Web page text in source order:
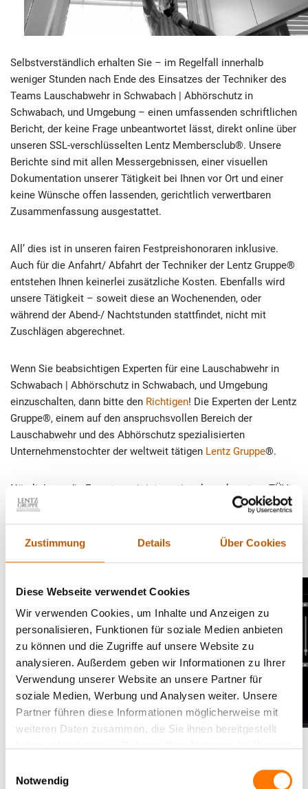
Zustimmung Details Über Cookies
Diese Webseite verwendet Cookies
Wir verwenden Cookies, um Inhalte und Anzeigen zu
personalisieren, Funktionen für soziale Medien anbieten
zu können und die Zugriffe auf unsere Website zu
analysieren. Außerdem geben wir Informationen zu Ihrer
Verwendung unserer Website an unsere Partner für
soziale Medien, Werbung und Analysen weiter. Unsere
Partner führen diese Informationen möglicherweise mit
weiteren Daten zusammen, die Sie ihnen bereitgestellt
Notwendig
Selbstverständlich erhalten Sie – im Regelfall innerhalb
weniger Stunden nach Ende des Einsatzes der Techniker des
Teams Lauschabwehr in Schwabach | Abhörschutz in
Schwabach, und Umgebung – einen umfassenden schriftlichen
Bericht, der keine Frage unbeantwortet lässt, direkt online über
unseren SSL-verschlüsselten Lentz Membersclub®. Unsere
Berichte sind mit allen Messergebnissen, einer visuellen
Dokumentation unserer Tätigkeit bei Ihnen vor Ort und einer
keine Wünsche offen lassenden, gerichtlich verwertbaren
Zusammenfassung ausgestattet.
All’ dies ist in unseren fairen Festpreishonoraren inklusive.
Auch für die Anfahrt/ Abfahrt der Techniker der Lentz Gruppe®
entstehen Ihnen keinerlei zusätzliche Kosten. Ebenfalls wird
unsere Tätigkeit – soweit diese an Wochenenden, oder
während der Abend-/ Nachtstunden stattfindet, nicht mit
Zuschlägen abgerechnet.
Wenn Sie beabsichtigen Experten für eine Lauschabwehr in
Schwabach | Abhörschutz in Schwabach, und Umgebung
einzuschalten, dann bitte den Richtigen! Die Experten der Lentz
Gruppe®, einem auf den anspruchsvollen Bereich der
Lauschabwehr und des Abhörschutz spezialisierten
Unternehmenstochter der weltweit tätigen Lentz Gruppe®.
Nämlich nur die Experten mit international anerkanntem TÜV-
CERT® Qualitätsmanagement im Bereich Lauschabwehr |
Abhörschutz: Der technische Abschirmdienst der Lentz
Gruppe®.
sich moderne Abhörgeräte in Ihrem